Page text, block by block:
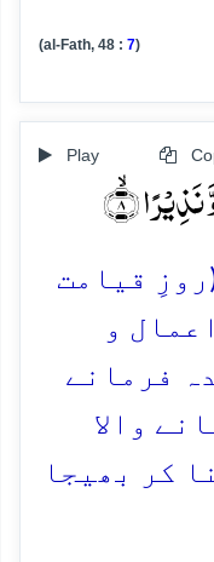
(al-Fath, 48 : 7)
Play
ۙ﴿۸﴾
قیامت
و
فرمانے
والا
کر بھیجا